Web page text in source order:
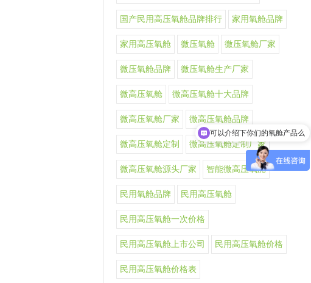
国产民用高压氧舱品牌排行 家用氧舱品牌
家用高压氧舱 微压氧舱 微压氧舱厂家
微压氧舱品牌 微压氧舱生产厂家
微高压氧舱 微高压氧舱十大品牌
微高压氧舱厂家 微高压氧舱品牌
微高压氧舱定制 微高压氧舱定制厂家
微高压氧舱源头厂家 智能微高压氧舱
民用氧舱品牌 民用高压氧舱
民用高压氧舱一次价格
民用高压氧舱上市公司 民用高压氧舱价格
民用高压氧舱价格表
可以介绍下你们的氧舱产品么